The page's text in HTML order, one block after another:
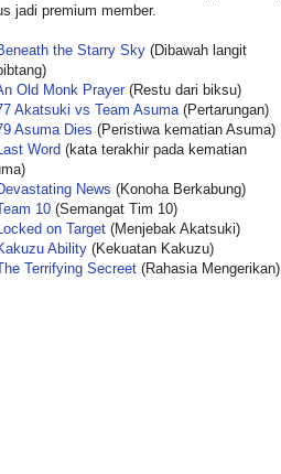
jadi premium member.
the Starry Sky (Dibawah langit
Old Monk Prayer (Restu dari biksu)
Akatsuki vs Team Asuma (Pertarungan)
Asuma Dies (Peristiwa kematian Asuma)
Word (kata terakhir pada kematian
News (Konoha Berkabung)
10 (Semangat Tim 10)
on Target (Menjebak Akatsuki)
Ability (Kekuatan Kakuzu)
Terrifying Secreet (Rahasia Mengerikan)